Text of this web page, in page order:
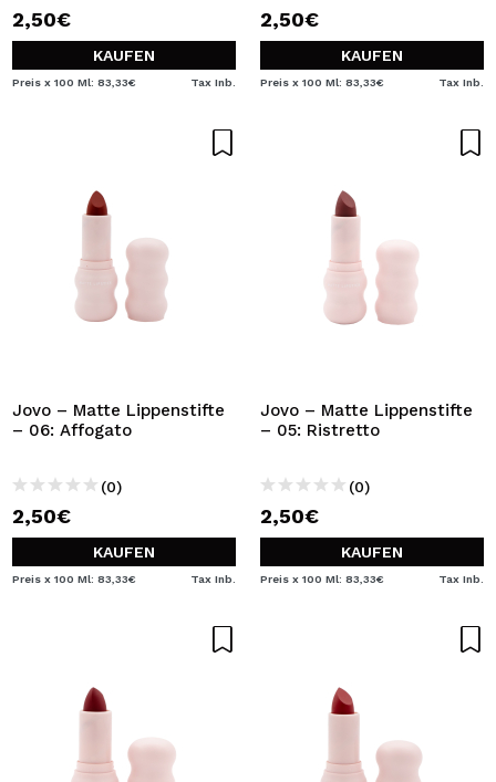
2,50€
KAUFEN
Preis x 100 Ml: 83,33€ Tax Inb.
2,50€
KAUFEN
Preis x 100 Ml: 83,33€ Tax Inb.
Jovo – Matte Lippenstifte
– 06: Affogato
(0)
2,50€
KAUFEN
Preis x 100 Ml: 83,33€ Tax Inb.
Jovo – Matte Lippenstifte
– 05: Ristretto
(0)
2,50€
KAUFEN
Preis x 100 Ml: 83,33€ Tax Inb.